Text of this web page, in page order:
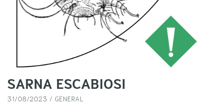
SARNA ESCABIOSI
31/08/2023 / GENERAL